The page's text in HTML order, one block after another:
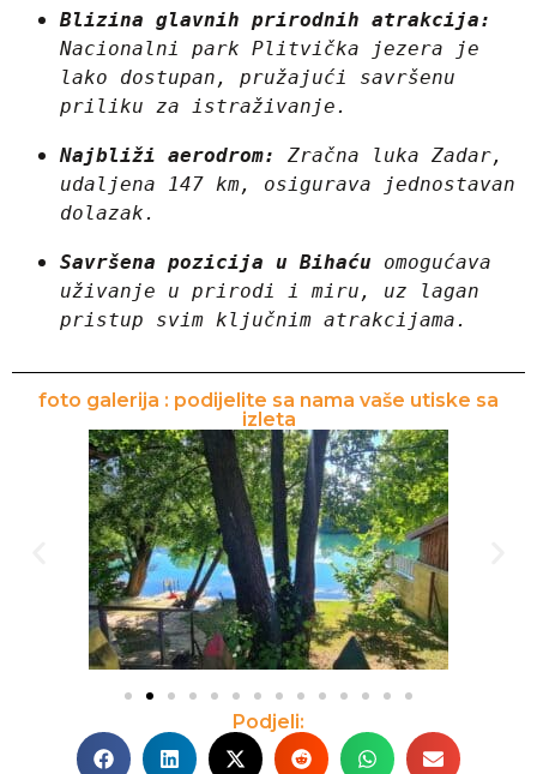
Blizina glavnih prirodnih atrakcija:
Nacionalni park Plitvička jezera je
lako dostupan, pružajući savršenu
priliku za istraživanje.
Najbliži aerodrom:
Zračna luka Zadar,
udaljena 147 km, osigurava jednostavan
dolazak.
Savršena pozicija u Bihaću omogućava
uživanje u prirodi i miru, uz lagan
pristup svim ključnim atrakcijama.
foto galerija : podijelite sa nama vaše utiske sa
izleta
Podjeli: